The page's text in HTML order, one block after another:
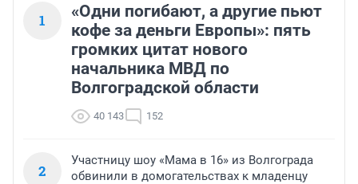
1
«Одни погибают, а другие пьют
кофе за деньги Европы»: пять
громких цитат нового
начальника МВД по
Волгоградской области
40 143 152
2
Участницу шоу «Мама в 16» из Волгограда
обвинили в домогательствах к младенцу